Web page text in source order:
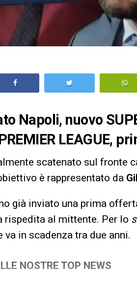
Napoli, nuovo
LEAGUE,
scatenato sul fronte
è rappresentato da
già inviato una prima
rispedita al mittente. Per lo
va in scadenza tra due anni.
NOSTRE TOP NEWS